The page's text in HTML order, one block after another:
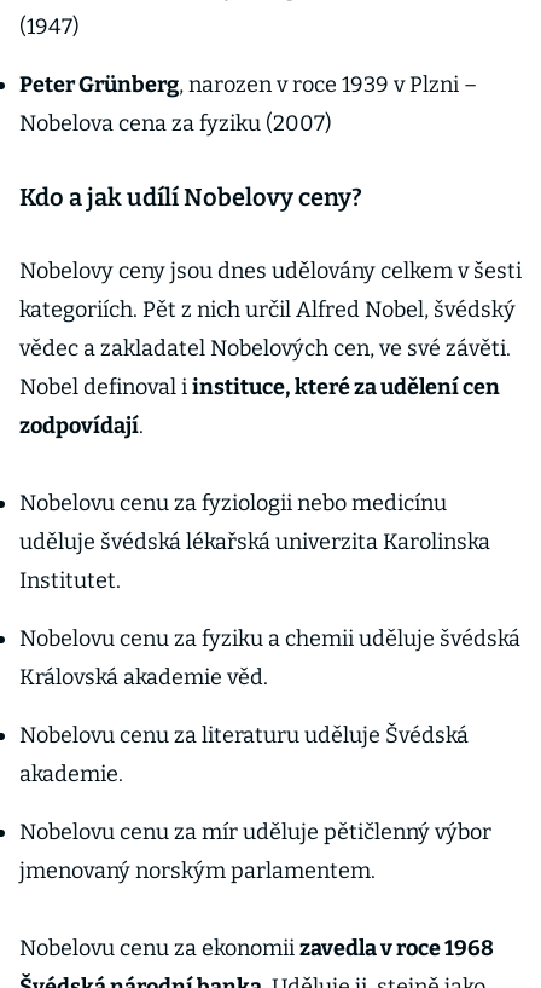
(1947)
Peter Grünberg, narozen v roce 1939 v Plzni –
Nobelova cena za fyziku (2007)
Kdo a jak udílí Nobelovy ceny?
Nobelovy ceny jsou dnes udělovány celkem v šesti
kategoriích. Pět z nich určil Alfred Nobel, švédský
vědec a zakladatel Nobelových cen, ve své závěti.
Nobel definoval iinstituce, které za udělení cen
zodpovídají.
Nobelovu cenu za fyziologii nebo medicínu
uděluje švédská lékařská univerzita Karolinska
Institutet.
Nobelovu cenu za fyziku a chemii uděluje švédská
Královská akademie věd.
Nobelovu cenu za literaturu uděluje Švédská
akademie.
Nobelovu cenu za mír uděluje pětičlenný výbor
jmenovaný norským parlamentem.
Nobelovu cenu za ekonomiizavedla v roce 1968